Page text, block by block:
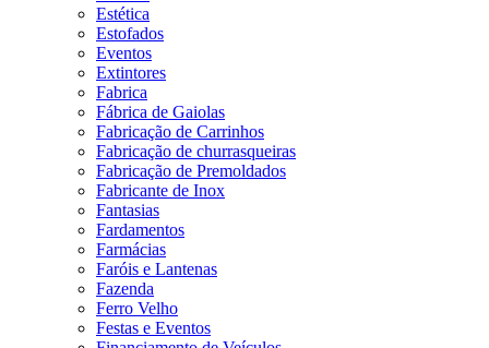
Estética
Estofados
Eventos
Extintores
Fabrica
Fábrica de Gaiolas
Fabricação de Carrinhos
Fabricação de churrasqueiras
Fabricação de Premoldados
Fabricante de Inox
Fantasias
Fardamentos
Farmácias
Faróis e Lantenas
Fazenda
Ferro Velho
Festas e Eventos